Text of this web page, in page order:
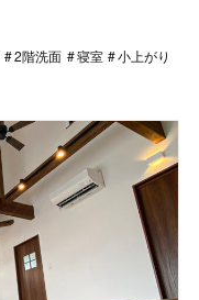
2階洗面 寝室 小上がり